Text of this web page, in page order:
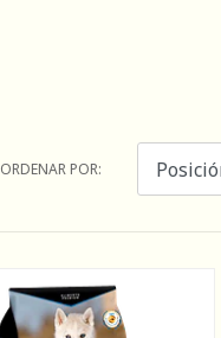
ORDENAR POR: